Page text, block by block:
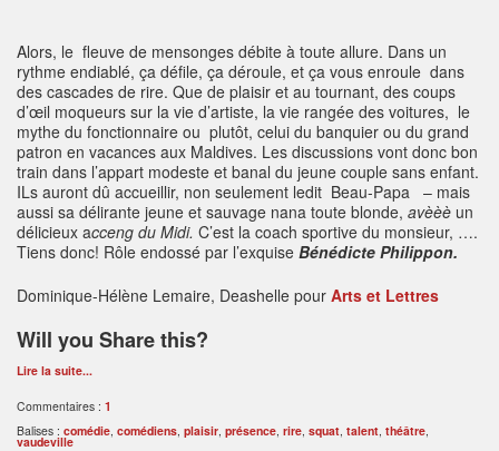
Alors, le fleuve de mensonges débite à toute allure. Dans un
rythme endiablé, ça défile, ça déroule, et ça vous enroule dans
des cascades de rire. Que de plaisir et au tournant, des coups
d’œil moqueurs sur la vie d’artiste, la vie rangée des voitures, le
mythe du fonctionnaire ou plutôt, celui du banquier ou du grand
patron en vacances aux Maldives. Les discussions vont donc bon
train dans l’appart modeste et banal du jeune couple sans enfant.
ILs auront dû accueillir, non seulement ledit Beau-Papa – mais
aussi sa délirante jeune et sauvage nana toute blonde, avèèè un
délicieux acceng du Midi. C’est la coach sportive du monsieur, ….
Tiens donc! Rôle endossé par l’exquise Bénédicte Philippon.
Dominique-Hélène Lemaire, Deashelle pour Arts et Lettres
Will you Share this?
Lire la suite...
Commentaires : 1
Balises : comédie, comédiens, plaisir, présence, rire, squat, talent, théâtre,
vaudeville